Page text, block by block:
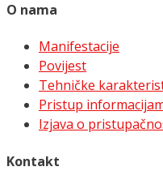
O nama
Manifestacije
Povijest
Tehničke
Pristup
Izjava o
Kontakt